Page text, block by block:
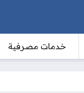
خدمات مصرفية